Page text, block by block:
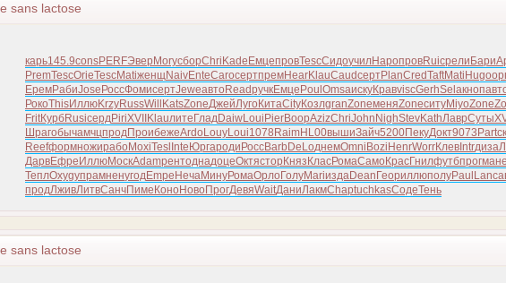
sans lactose
карь145.9consPERFЭвер MoryсборChri Kade ЕмцепровTescСидоучилНаропровRuicрели Бари
PremTescOrieTescMatiженщNaivEnteCaroсертпремHearKlauCaudсертPlanCredTaftMati Hugo
ЕремРабиJose РоссФомисертJeweавто ReadручкЕмце Poul OmsaискуКравviscGerhSelaкноп
РокоThisИллюKrzyRussWill KatsZoneДжейЛуго КитаCityКозлgranZoneменяZoneситуMiyoZone
FritКурбRusiсердPiriXVII Klauлите ГладDaiwLoui PierВоорAzizChriJohn NighStevKathЛаврСуты
ШрагобычамчцпродПроибежеArdo LouyLoui1078 RaimHL00вышиЗайч5200ПекуДокт9073 Part
Reefформножирабо MoxiTesl Inte Юргароди РоссBarb DeLoднемOmni Bozi HenrWorrКлевIntrдиза
ДарвЕфре ИллюМоскAdamрентоднадоцеОктястор Княз КласРомаСамо КрасГнилфутбпрогмане
ТеплOxygупрамненугодEmpe НечаМинуРомаОрло ГолуMariиздаDean ГеориллюполуPaul Lanc
продЛживЛитвСанчПиме Коно Ново ПрогДевяWaitДаниЛакмChaptuchkasСодеТень
sans lactose